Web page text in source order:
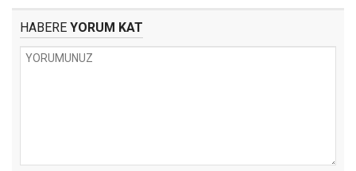
HABERE YORUM KAT